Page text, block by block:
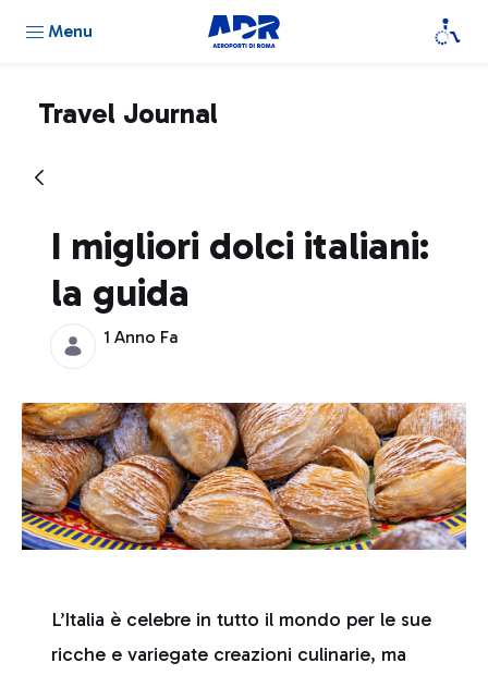
Menu
Travel Journal
I migliori dolci italiani:
la guida
1 Anno Fa
L’Italia è celebre in tutto il mondo per le sue
ricche e variegate creazioni culinarie, ma